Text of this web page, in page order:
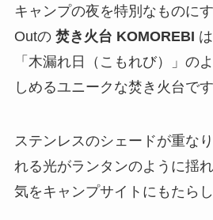
キャンプの夜を特別なものに
Outの 焚き火台 KOMOREBI
「木漏れ日（こもれび）」の
しめるユニークな焚き火台です
ステンレスのシェードが重な
れる光がランタンのように揺
気をキャンプサイトにもたらし